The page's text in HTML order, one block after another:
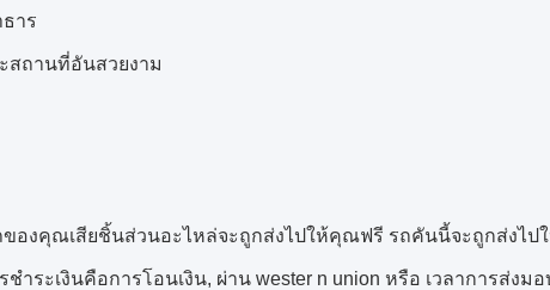
าร
สถานที่อันสวยงาม
องคุณเสียชิ้นส่วนอะไหล่จะถูกส่งไปให้คุณฟรี รถคันนี้จะถูกส่งไ
ชำระเงินคือการโอนเงิน, ผ่าน wester n union หรือ เวลาการส่งม